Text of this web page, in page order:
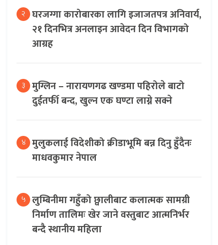
२ घरजग्गा कारोबारका लागि इजाजतपत्र अनिवार्य,
२१ दिनभित्र अनलाइन आवेदन दिन विभागको
आग्रह
३ मुग्लिन – नारायणगढ खण्डमा पहिरोले बाटो
दुईतर्फी बन्द, खुल्न एक घण्टा लाग्ने सक्ने
४ मुलुकलाई विदेशीको क्रीडाभूमि बन्न दिनु हुँदैनः
माधवकुमार नेपाल
५ लुम्बिनीमा गहुँको छ्वालीबाट कलात्मक सामग्री
निर्माण तालिमः खेर जाने वस्तुबाट आत्मनिर्भर
बन्दै स्थानीय महिला